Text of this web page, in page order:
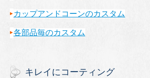
カップアンドコーンのカスタム
各部品毎のカスタム
キレイにコーティング